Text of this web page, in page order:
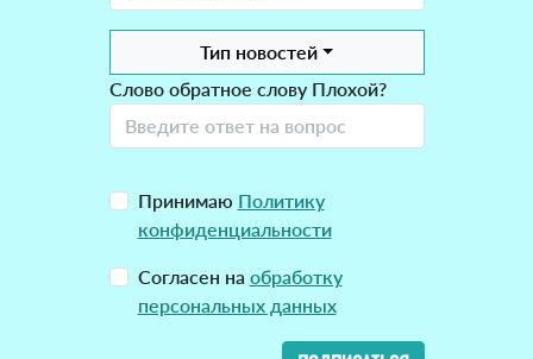
Тип новостей
Слово обратное слову Плохой?
Принимаю Политику
конфиденциальности
Согласен на обработку
персональных данных